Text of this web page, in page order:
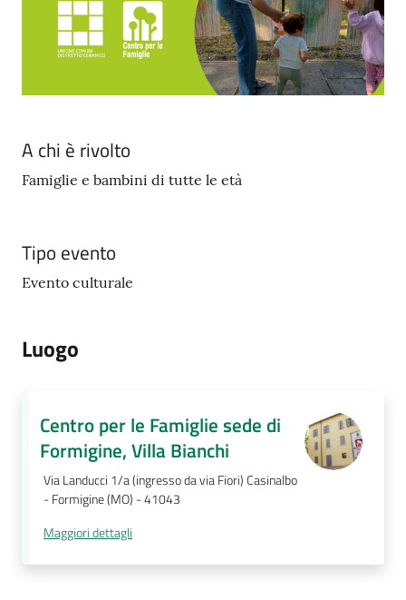
A chi è rivolto
Famiglie e bambini di tutte le età
Tipo evento
Evento culturale
Luogo
Centro per le Famiglie sede di
Formigine, Villa Bianchi
Via Landucci 1/a (ingresso da via Fiori) Casinalbo
- Formigine (MO) - 41043
Maggiori dettagli